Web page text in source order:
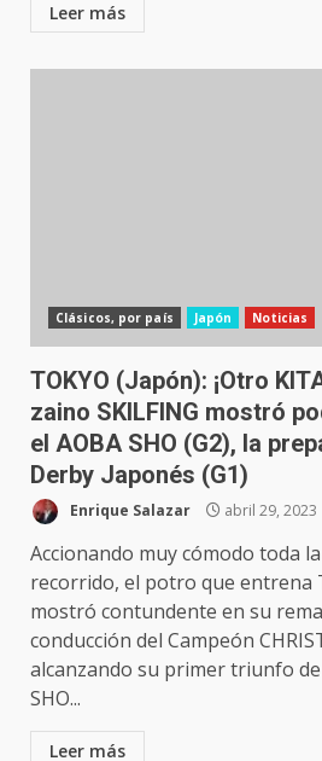
Leer más
Clásicos, por país Japón Noticias
TOKYO (Japón): ¡Otro
zaino SKILFING mostró
el AOBA SHO (G2), la
Derby Japonés (G1)
Enrique Salazar abril 29, 2023
Accionando muy cómodo toda
recorrido, el potro que entrena
mostró contundente en su
conducción del Campeón
alcanzando su primer triunfo
SHO...
Leer más